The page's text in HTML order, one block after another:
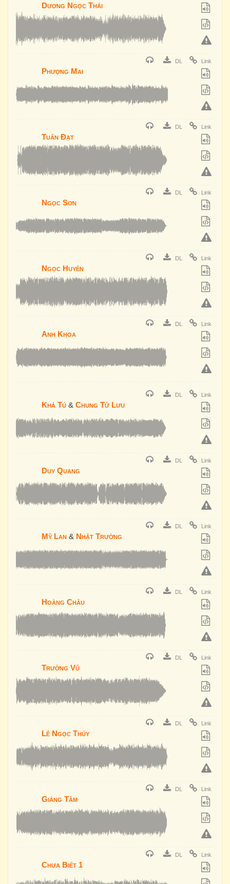
Dương Ngọc Thái
DL Link
Phượng Mai
DL Link
Tuấn Đạt
DL Link
Ngọc Sơn
DL Link
Ngọc Huyền
DL Link
Anh Khoa
DL Link
Khả Tú & Chung Tử Lưu
DL Link
Duy Quang
DL Link
Mỹ Lan & Nhật Trường
DL Link
Hoàng Châu
DL Link
Trường Vũ
DL Link
Lê Ngọc Thúy
DL Link
Giáng Tâm
DL Link
Chưa Biết 1